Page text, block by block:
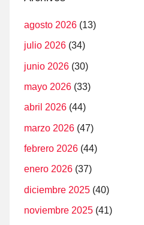
agosto 2026 (13)
julio 2026 (34)
junio 2026 (30)
mayo 2026 (33)
abril 2026 (44)
marzo 2026 (47)
febrero 2026 (44)
enero 2026 (37)
diciembre 2025 (40)
noviembre 2025 (41)